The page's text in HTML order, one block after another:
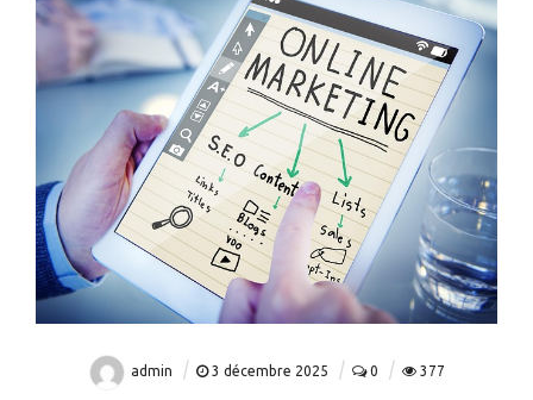
admin 3 décembre 2025 0 377